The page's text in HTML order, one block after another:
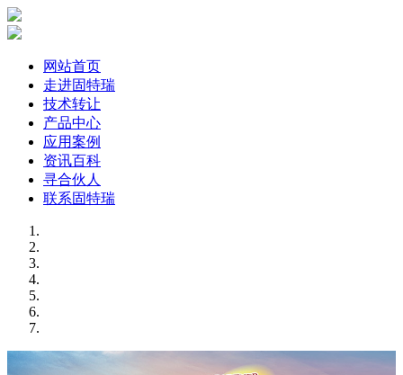
网站首页
走进固特瑞
技术转让
产品中心
应用案例
资讯百科
寻合伙人
联系固特瑞